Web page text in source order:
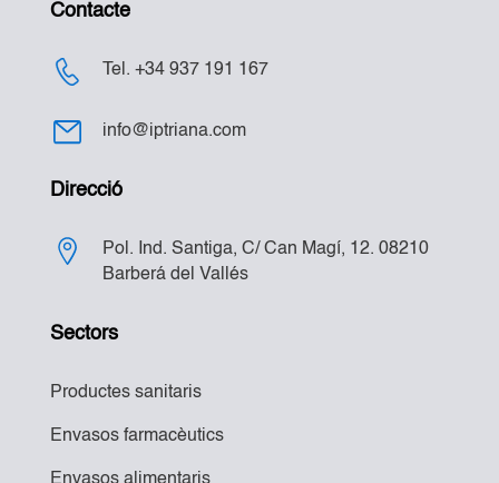
Contacte
Tel. +34 937 191 167
info@iptriana.com
Direcció
Pol. Ind. Santiga, C/ Can Magí, 12. 08210
Barberá del Vallés
Sectors
Productes sanitaris
Envasos farmacèutics